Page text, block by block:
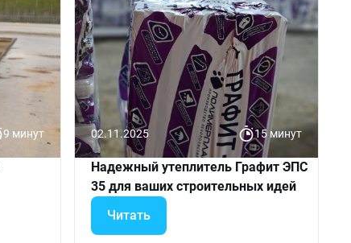
9 минут 02.11.2025
Надежный утеплитель Графит ЭПС
35 для ваших строительных идей
Читать
15 минут